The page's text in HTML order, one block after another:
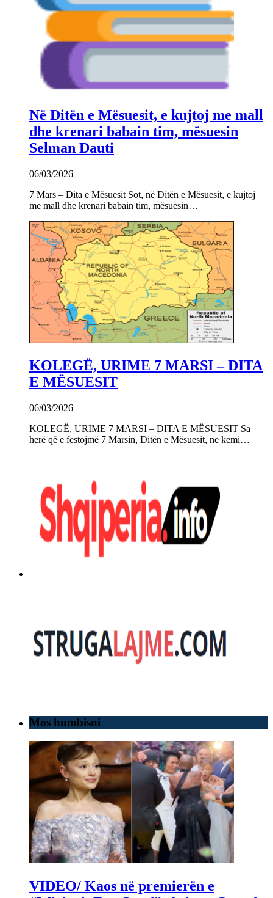
Në Ditën e Mësuesit, e kujtoj me mall
dhe krenari babain tim, mësuesin
Selman Dauti
06/03/2026
7 Mars – Dita e Mësuesit Sot, në Ditën e Mësuesit, e kujtoj
me mall dhe krenari babain tim, mësuesin…
KOLEGË, URIME 7 MARSI – DITA
E MËSUESIT
06/03/2026
KOLEGË, URIME 7 MARSI – DITA E MËSUESIT Sa
herë që e festojmë 7 Marsin, Ditën e Mësuesit, ne kemi…
Mos humbisni
VIDEO/ Kaos në premierën e